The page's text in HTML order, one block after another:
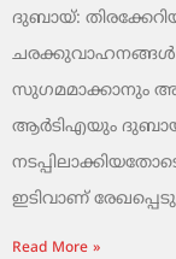
ദുബായ്:
സുഗമമാക്കാനും
ആർടിഎയും ദുബായ്
ഇടിവാണ്
Read More »